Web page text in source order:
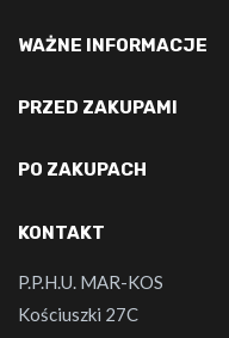
WAŻNE INFORMACJE
PRZED ZAKUPAMI
PO ZAKUPACH
KONTAKT
P.P.H.U. MAR-KOS
Kościuszki 27C